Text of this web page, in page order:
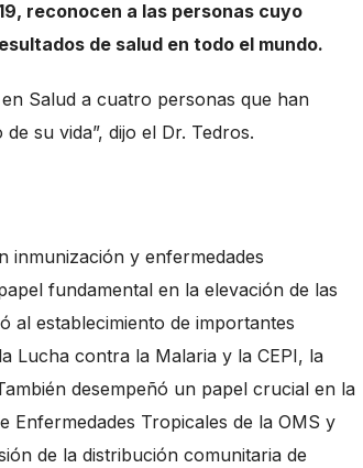
reconocen a las personas cuyo
de salud en todo el mundo.
Salud a cuatro personas que han
su vida”, dijo el Dr. Tedros.
y enfermedades
fundamental en la elevación de las
al establecimiento de importantes
Lucha contra la Malaria y la CEPI, la
desempeñó un papel crucial en la
Enfermedades Tropicales de la OMS y
de la distribución comunitaria de